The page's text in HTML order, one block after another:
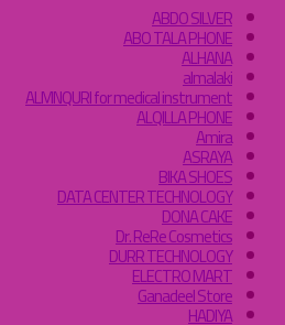
ABDO SILVER
ABO TALA PHONE
ALHANA
almalaki
ALMNQURI for medical instrument
ALQILLA PHONE
Amira
ASRAYA
BIKA SHOES
DATA CENTER TECHNOLOGY
DONA CAKE
Dr. ReRe Cosmetics
DURR TECHNOLOGY
ELECTRO MART
Ganadeel Store
HADIYA